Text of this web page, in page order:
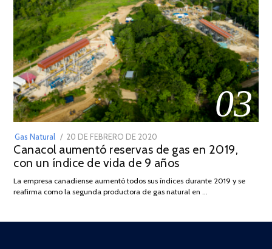
03
Gas Natural
POSTED
ON
20 DE FEBRERO DE 2020
DE
JULIO
2025
Canacol aumentó reservas de gas en 2019,
con un índice de vida de 9 años
La empresa canadiense aumentó todos sus índices durante 2019 y se
reafirma como la segunda productora de gas natural en …